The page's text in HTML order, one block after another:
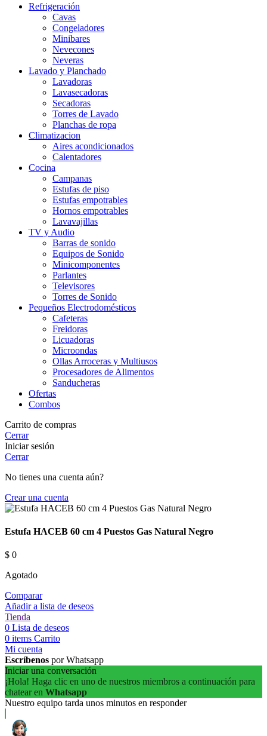
Refrigeración
Cavas
Congeladores
Minibares
Nevecones
Neveras
Lavado y Planchado
Lavadoras
Lavasecadoras
Secadoras
Torres de Lavado
Planchas de ropa
Climatizacion
Aires acondicionados
Calentadores
Cocina
Campanas
Estufas de piso
Estufas empotrables
Hornos empotrables
Lavavajillas
TV y Audio
Barras de sonido
Equipos de Sonido
Minicomponentes
Parlantes
Televisores
Torres de Sonido
Pequeños Electrodomésticos
Cafeteras
Freidoras
Licuadoras
Microondas
Ollas Arroceras y Multiusos
Procesadores de Alimentos
Sanducheras
Ofertas
Combos
Carrito de compras
Cerrar
Iniciar sesión
Cerrar
No tienes una cuenta aún?
Crear una cuenta
Estufa HACEB 60 cm 4 Puestos Gas Natural Negro
$ 0
Agotado
Comparar
Añadir a lista de deseos
Tienda
0 Lista de deseos
0 items Carrito
Mi cuenta
Escríbenos por Whatsapp
Iniciar una conversación
¡Hola! Haga clic en uno de nuestros miembros a continuación para
chatear en Whatsapp
Nuestro equipo tarda unos minutos en responder